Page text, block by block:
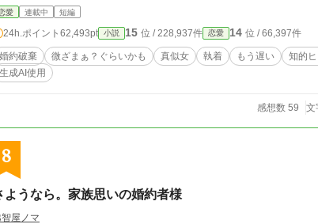
するわけではない。途中で反論し、間違いを指摘し、それでも続きを
は、今度はアプリコットの新しい暮らしまで真似し始める。 そこでジ
はない。 アプリコットという女性と、その隣にあった席だったのだと…… ※初日だけは12時・16時・18時・20時・22時の
なります。 その後は12時・22時投稿です。
愛 連載中 短編
24h.ポイント 62,493pt 小説 15 位 / 228,937件 恋愛 14 位 / 66,397件
婚約破棄 微ざまぁ？ぐらいかも 真似女 執着 もう遅い 知的
生成AI使用
感想数 59 文
8
ようなら。家族思いの婚約者様
屋ノマ